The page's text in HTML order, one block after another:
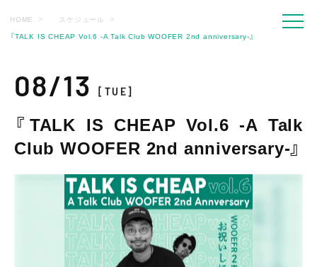
HOME スケジュール
『TALK IS CHEAP Vol.6 -A Talk Club WOOFER 2nd anniversary-』
08/13[TUE]
『TALK IS CHEAP Vol.6 -A Talk
Club WOOFER 2nd anniversary-』